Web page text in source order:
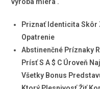
Priznať Identicita Skôr
Opatrenie
Abstinenčné Príznaky
Prísť S A $ C Úroveň
Všetky Bonus